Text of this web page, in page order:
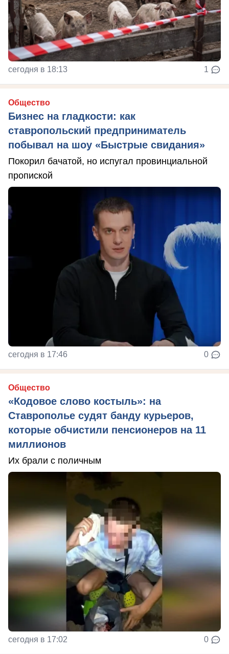
сегодня в 18:13 1
Общество
Бизнес на гладкости: как
ставропольский предприниматель
побывал на шоу «Быстрые свидания»
Покорил бачатой, но испугал провинциальной
пропиской
сегодня в 17:46 0
Общество
«Кодовое слово костыль»: на
Ставрополье судят банду курьеров,
которые обчистили пенсионеров на 11
миллионов
Их брали с поличным
сегодня в 17:02 0